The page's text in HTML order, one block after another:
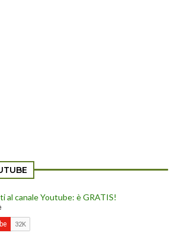
al canale Youtube: è GRATIS!